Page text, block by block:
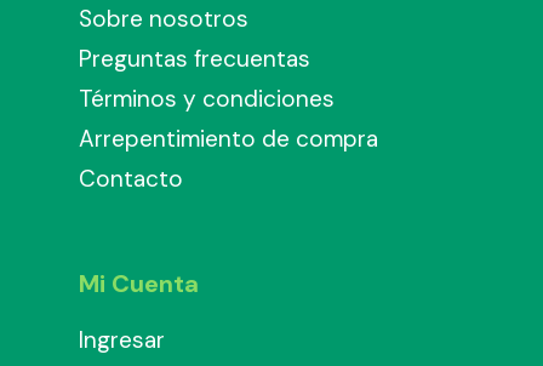
Sobre nosotros
Preguntas frecuentas
Términos y condiciones
Arrepentimiento de compra
Contacto
Mi Cuenta
Ingresar